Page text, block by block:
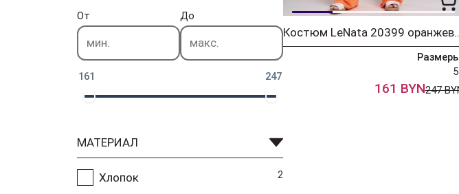
От До
161 247
МАТЕРИАЛ
Хлопок 2
Костюм
161 BYN247